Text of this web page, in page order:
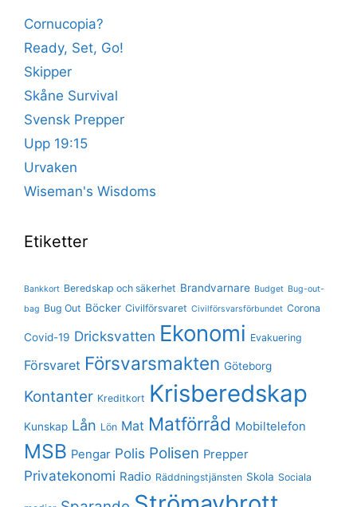
Cornucopia?
Ready, Set, Go!
Skipper
Skåne Survival
Svensk Prepper
Upp 19:15
Urvaken
Wiseman's Wisdoms
Etiketter
Bankkort Beredskap och säkerhet Brandvarnare Budget Bug-out-
bag Bug Out Böcker Civilförsvaret Civilförsvarsförbundet Corona
Covid-19 Dricksvatten Ekonomi Evakuering
Försvaret Försvarsmakten Göteborg
Kontanter Kreditkort Krisberedskap
Kunskap Lån Lön Mat Matförråd Mobiltelefon
MSB Pengar Polis Polisen Prepper
Privatekonomi Radio Räddningstjänsten Skola Sociala